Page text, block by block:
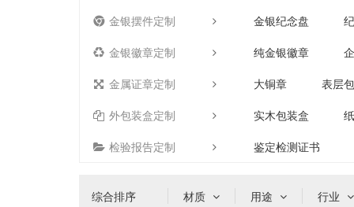
金银摆件定制
金银纪念盘
金银徽章定制
纯金银徽章
金属证章定制
大铜章
表层
外包装盒定制
实木包装盒
检验报告定制
鉴定检测证书
综合排序 材质 用途 行业